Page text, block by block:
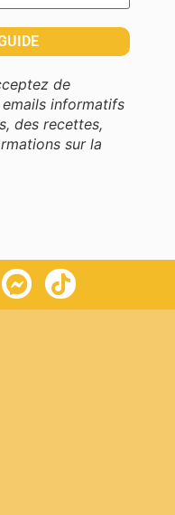
de
informatifs
des recettes,
sur la